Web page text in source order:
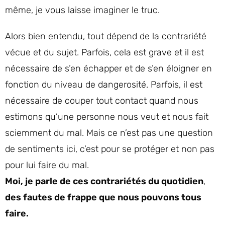
même, je vous laisse imaginer le truc.
Alors bien entendu, tout dépend de la contrariété
vécue et du sujet. Parfois, cela est grave et il est
nécessaire de s’en échapper et de s’en éloigner en
fonction du niveau de dangerosité. Parfois, il est
nécessaire de couper tout contact quand nous
estimons qu’une personne nous veut et nous fait
sciemment du mal. Mais ce n’est pas une question
de sentiments ici, c’est pour se protéger et non pas
pour lui faire du mal.
Moi, je parle de ces contrariétés du quotidien,
des fautes de frappe que nous pouvons tous
faire.